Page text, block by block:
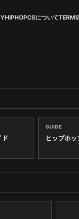
HIPHOPCSについて
ド
GUIDE
ヒップホ